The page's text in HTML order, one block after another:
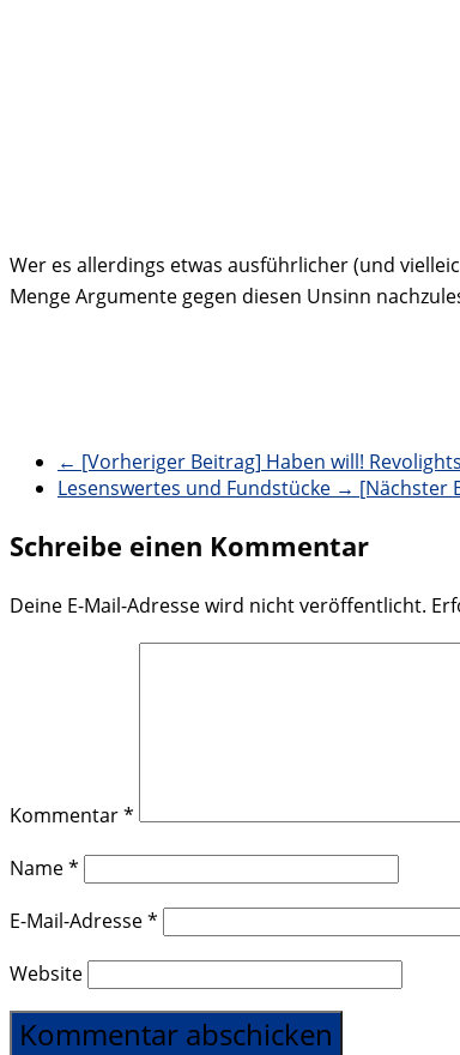
Wer es allerdings etwas ausführlicher (und
Menge Argumente gegen diesen Unsinn
← [Vorheriger Beitrag] Haben will!
Lesenswertes und Fundstücke → [Nächster
Schreibe einen Kommentar
Deine E-Mail-Adresse wird nicht veröffentlicht.
Kommentar*
Name*
E-Mail-Adresse*
Website